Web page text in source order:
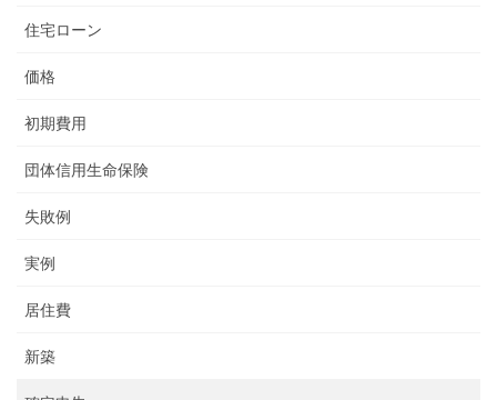
住宅ローン
価格
初期費用
団体信用生命保険
失敗例
実例
居住費
新築